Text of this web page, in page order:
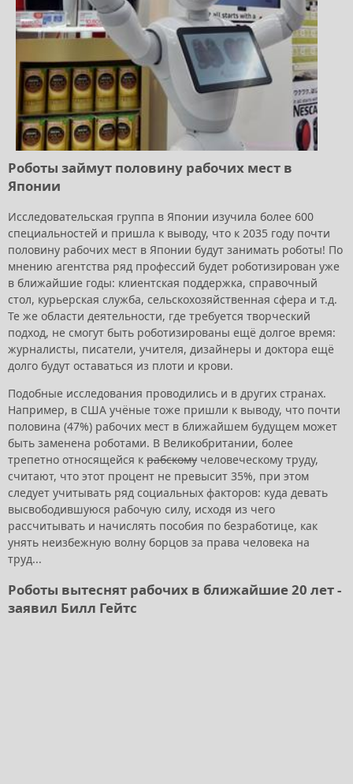
Роботы займут половину рабочих мест в
Японии
Исследовательская группа в Японии изучила более 600
специальностей и пришла к выводу, что к 2035 году почти
половину рабочих мест в Японии будут занимать роботы! По
мнению агентства ряд профессий будет роботизирован уже
в ближайшие годы: клиентская поддержка, справочный
стол, курьерская служба, сельскохозяйственная сфера и т.д.
Те же области деятельности, где требуется творческий
подход, не смогут быть роботизированы ещё долгое время:
журналисты, писатели, учителя, дизайнеры и доктора ещё
долго будут оставаться из плоти и крови.
Подобные исследования проводились и в других странах.
Например, в США учёные тоже пришли к выводу, что почти
половина (47%) рабочих мест в ближайшем будущем может
быть заменена роботами. В Великобритании, более
трепетно относящейся к рабскому человеческому труду,
считают, что этот процент не превысит 35%, при этом
следует учитывать ряд социальных факторов: куда девать
высвободившуюся рабочую силу, исходя из чего
рассчитывать и начислять пособия по безработице, как
унять неизбежную волну борцов за права человека на
труд...
Роботы вытеснят рабочих в ближайшие 20 лет -
заявил Билл Гейтс